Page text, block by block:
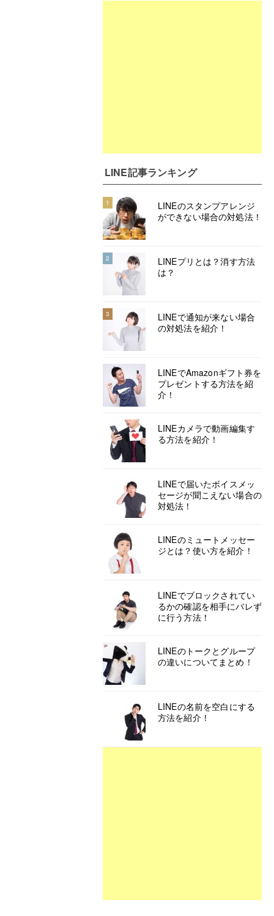
LINE記事ランキング
1
LINEのスタンプアレンジ
ができない場合の対処法！
2
LINEプリとは？消す方法
は？
3
LINEで通知が来ない場合
の対処法を紹介！
LINEでAmazonギフト券を
プレゼントする方法を紹
介！
LINEカメラで動画編集す
る方法を紹介！
LINEで届いたボイスメッ
セージが聞こえない場合の
対処法！
LINEのミュートメッセー
ジとは？使い方を紹介！
LINEでブロックされてい
るかの確認を相手にバレず
に行う方法！
LINEのトークとグループ
の違いについてまとめ！
LINEの名前を空白にする
方法を紹介！